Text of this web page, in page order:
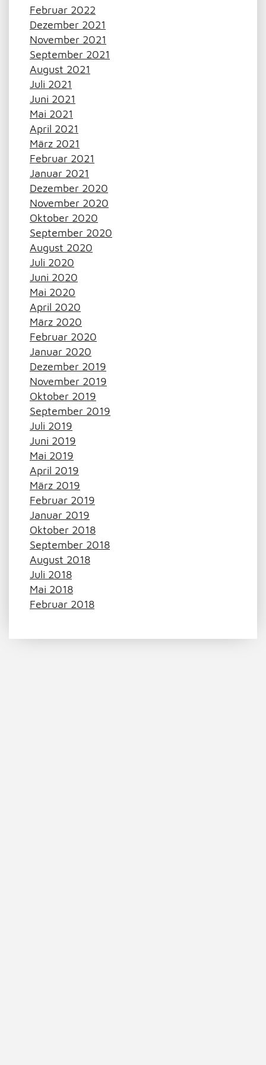
Februar 2022
Dezember 2021
November 2021
September 2021
August 2021
Juli 2021
Juni 2021
Mai 2021
April 2021
März 2021
Februar 2021
Januar 2021
Dezember 2020
November 2020
Oktober 2020
September 2020
August 2020
Juli 2020
Juni 2020
Mai 2020
April 2020
März 2020
Februar 2020
Januar 2020
Dezember 2019
November 2019
Oktober 2019
September 2019
Juli 2019
Juni 2019
Mai 2019
April 2019
März 2019
Februar 2019
Januar 2019
Oktober 2018
September 2018
August 2018
Juli 2018
Mai 2018
Februar 2018